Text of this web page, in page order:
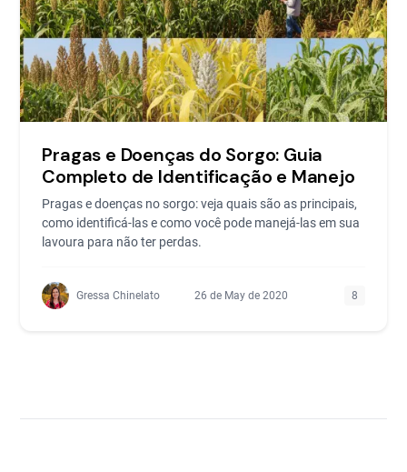
Pragas e Doenças do Sorgo: Guia
Completo de Identificação e Manejo
Pragas e doenças no sorgo: veja quais são as principais,
como identificá-las e como você pode manejá-las em sua
lavoura para não ter perdas.
Gressa Chinelato 26 de May de 2020 8